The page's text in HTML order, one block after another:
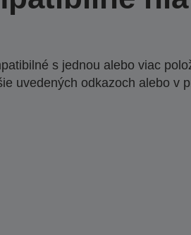
s jednou alebo viac
uvedených odkazoch alebo v